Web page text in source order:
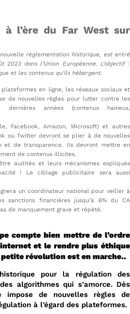
à l’ère du Far West sur
réglementation historique, est entré
2023 dans l’Union Européenne. L’objectif :
et les contenus qu’ils hébergent.
en ligne, les réseaux sociaux et
de nouvelles règles pour lutter contre les
dernières années (contenus haineux,
Facebook, Amazon, Microsoft) et autres
ou Twitter devront se plier à de nouvelles
et de transparence. Ils devront mettre en
de contenus illicites.
audités et leurs mécanismes expliqués
! Le ciblage publicitaire sera aussi
un coordinateur national pour veiller à
sanctions financières jusqu’à 6% du CA
de manquement grave et répété.
compte bien mettre de l’ordre
et le rendre plus éthique
révolution est en marche..
pour la régulation des
algorithmes qui s’amorce. Dès
impose de nouvelles règles de
à l’égard des plateformes.